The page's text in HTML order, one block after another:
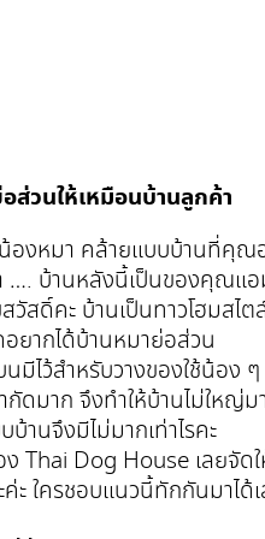
ส่วนให้เหมือนบ้านลูกค้า
องหมา คล้ายแบบบ้านที่คุณ
…. บ้านหลังนี้เป็นของคุณแ
สดิ์คะ บ้านเป็นทาวโฮมสไ
ากได้บ้านหมาย่อส่วน
มีไว้สำหรับวางของใช้น้อง ๆ
ดมาก จึงทำให้บ้านไม่ใหญ่ม
านจึงมีไม่มากเท่าไรคะ
Thai Dog House เลยจัด
ะ ใครชอบแนวนี้ทักกันมาได้